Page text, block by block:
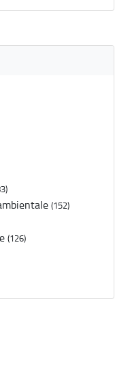
(152)
(126)